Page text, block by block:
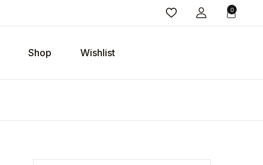
0
Shop Wishlist